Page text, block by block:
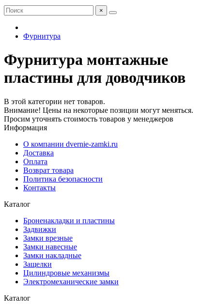
×
Фурнитура
Фурнитура монтажные
пластины для доводчиков
В этой категории нет товаров.
Внимание! Цены на некоторые позиции могут меняться.
Просим уточнять стоимость товаров у менеджеров
Информация
О компании dvernie-zamki.ru
Доставка
Оплата
Возврат товара
Политика безопасности
Контакты
Каталог
Броненакладки и пластины
Задвижки
Замки врезные
Замки навесные
Замки накладные
Защелки
Цилиндровые механизмы
Электромеханические замки
Каталог